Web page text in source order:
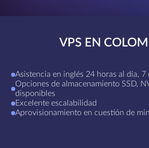
VPS EN
Asistencia en inglés 24 horas al día, 7
Opciones de almacenamiento SSD,
disponibles
Excelente escalabilidad
Aprovisionamiento en cuestión de